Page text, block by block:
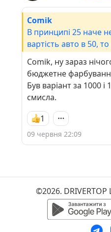
Comik
В принципі 25 наче
вартість авто в 50,
Comik, ну зараз
бюджетне
Був варіант за 1000 і
смисла.
1
09 червня 22:09
©2026.